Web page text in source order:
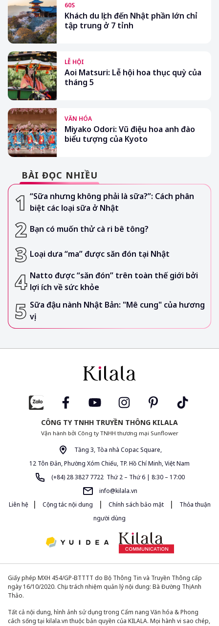
60S
Khách du lịch đến Nhật phần lớn chỉ
tập trung ở 7 tỉnh
LỄ HỘI
Aoi Matsuri: Lễ hội hoa thục quỳ của
tháng 5
VĂN HÓA
Miyako Odori: Vũ điệu hoa anh đào
biểu tượng của Kyoto
BÀI ĐỌC NHIỀU
“Sữa nhưng không phải là sữa?”: Cách phân
biệt các loại sữa ở Nhật
Bạn có muốn thử cà ri bê tông?
Loại dưa “ma” được săn đón tại Nhật
Natto được “săn đón” trên toàn thế giới bởi
lợi ích về sức khỏe
Sữa đậu nành Nhật Bản: "Mê cung" của hương
vị
CÔNG TY TNHH TRUYỀN THÔNG KILALA
Vận hành bởi Công ty TNHH thương mại Sunflower
Tầng 3, Tòa nhà Copac Square,
12 Tôn Đản, Phường Xóm Chiếu, TP. Hồ Chí Minh, Việt Nam
(+84) 28 3827 7722 Thứ 2 – Thứ 6 | 8:30 – 17:00
info@kilala.vn
Liên hệ
| Cộng tác nội dung | Chính sách bảo mật |
Thỏa thuận
người dùng
Giấy phép MXH 454/GP-BTTTT do Bộ Thông Tin và Truyền Thông cấp
ngày 16/10/2020. Chịu trách nhiệm quản lý nội dung: Bà Đường Thị Anh
Thảo.
Tất cả nội dung, hình ảnh sử dụng trong Cẩm nang Văn hóa & Phong
cách sống tại kilala.vn thuộc bản quyền của KILALA. Mọi hành vi sao chép,